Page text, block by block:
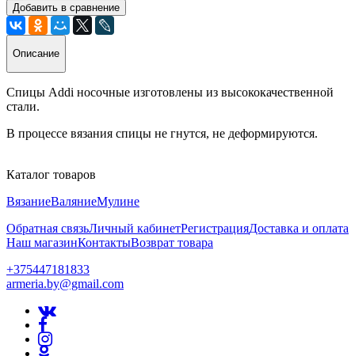
Добавить в сравнение
Описание
Спицы Addi носочные изготовлены из высококачественной
стали.
В процессе вязания спицы не гнутся, не деформируются.
Каталог товаров
ВязаниеВаляниеМулине
Обратная связьЛичный кабинетРегистрацияДоставка и оплата
Наш магазинКонтактыВозврат товара
+375447181833
armeria.by@gmail.com